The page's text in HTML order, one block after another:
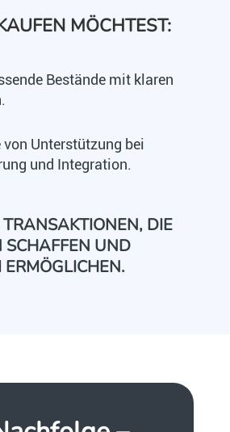
MÖCHTEST:
Bestände mit klaren
von Unterstützung bei
und Integration.
DIE
SCHAFFEN UND